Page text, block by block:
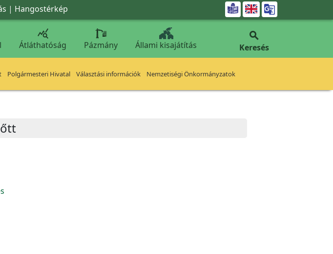
| Hangostérkép 

Átláthatóság Pázmány Állami kisajátítás

Keresés
Polgármesteri Hivatal Választási információk Nemzetiségi Önkormányzatok